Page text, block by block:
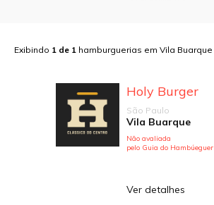
Exibindo 1 de 1 hamburguerias em Vila Buarque
Holy Burger
São Paulo
Vila Buarque
Não avaliada
pelo Guia do Hambúeguer
Ver detalhes